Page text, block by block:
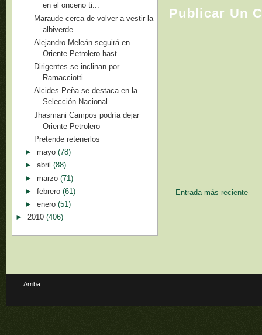
Publicar Un
Entrada más reciente
en el onceno ti...
Maraude cerca de volver a vestir la
albiverde
Alejandro Meleán seguirá en
Oriente Petrolero hast...
Dirigentes se inclinan por
Ramacciotti
Alcides Peña se destaca en la
Selección Nacional
Jhasmani Campos podría dejar
Oriente Petrolero
Pretende retenerlos
► mayo (78)
► abril (88)
► marzo (71)
► febrero (61)
► enero (51)
► 2010 (406)
Arriba